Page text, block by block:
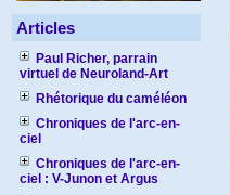
Articles
Paul Richer, parrain
virtuel de Neuroland-Art
Rhétorique du caméléon
Chroniques de l'arc-en-
ciel
Chroniques de l'arc-en-
ciel : V-Junon et Argus